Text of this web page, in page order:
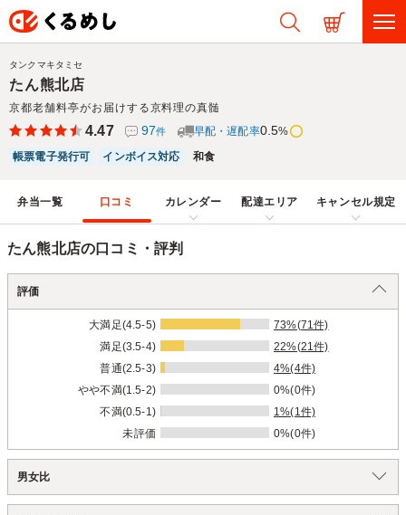
たん熊北店
京都老舗料亭がお届けする京料理の真髄
タンクマキタミセ
4.47 97件 早配・遅配率0.5%
帳票電子発行可
インボイス対応 和食
弁当一覧 口コミ カレンダー 配達エリア キャンセル規定
たん熊北店の口コミ・評判
評価
大満足(4.5-5)
73%(71件)
満足(3.5-4)
22%(21件)
普通(2.5-3)
4%(4件)
やや不満(1.5-2)
0%(0件)
不満(0.5-1)
1%(1件)
未評価
0%(0件)
男女比